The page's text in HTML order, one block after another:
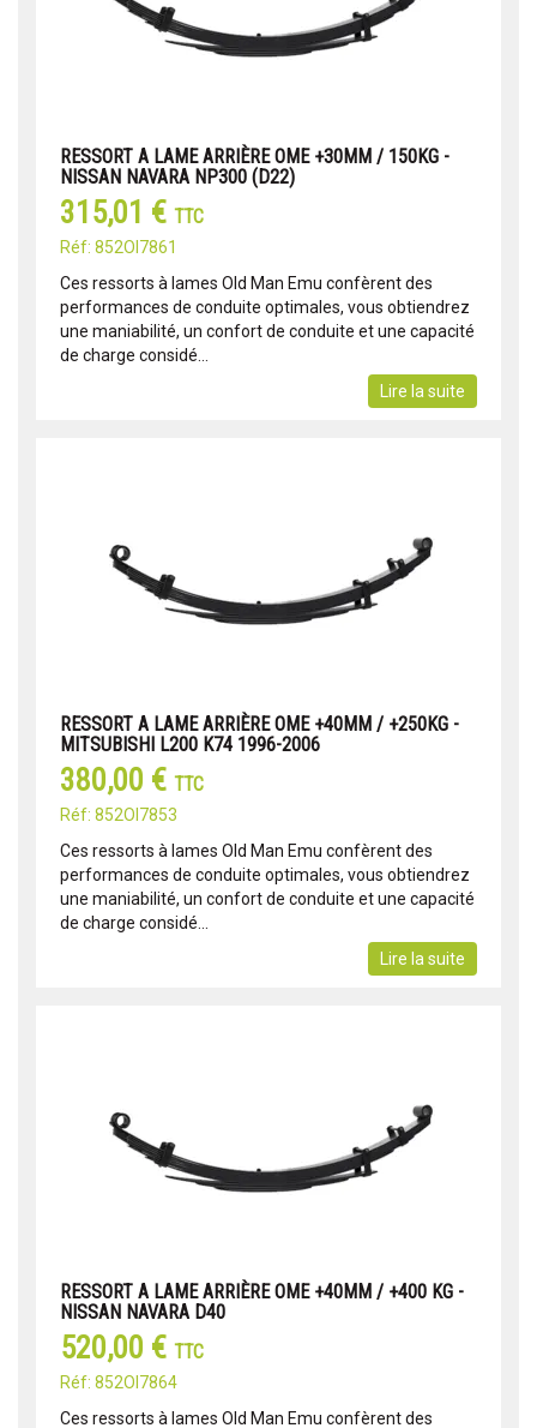
RESSORT A LAME ARRIÈRE OME +30MM / 150KG -
NISSAN NAVARA NP300 (D22)
315,01 € TTC
Réf: 852OI7861
Ces ressorts à lames Old Man Emu confèrent des
performances de conduite optimales, vous obtiendrez
une maniabilité, un confort de conduite et une capacité
de charge considé...
Lire la suite
RESSORT A LAME ARRIÈRE OME +40MM / +250KG -
MITSUBISHI L200 K74 1996-2006
380,00 € TTC
Réf: 852OI7853
Ces ressorts à lames Old Man Emu confèrent des
performances de conduite optimales, vous obtiendrez
une maniabilité, un confort de conduite et une capacité
de charge considé...
Lire la suite
RESSORT A LAME ARRIÈRE OME +40MM / +400 KG -
NISSAN NAVARA D40
520,00 € TTC
Réf: 852OI7864
Ces ressorts à lames Old Man Emu confèrent des